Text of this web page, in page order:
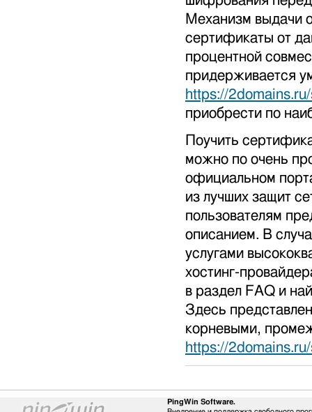
Механизм выдачи
сертификаты от
процентной
придерживается
https://
приобрести по
Поучить
можно по очень
официальном
из лучших защит
пользователям
описанием. В
услугами
хостинг-
в раздел FAQ и
Здесь
корневыми,
https://
PingWin Software.